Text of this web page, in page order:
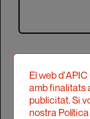
El web
amb finalitats
publicitat. Si
nostra